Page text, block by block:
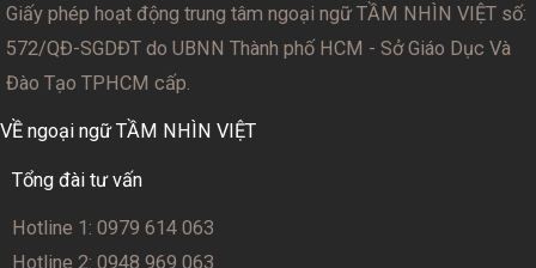
Giấy phép hoạt động trung tâm ngoại ngữ TẦM NHÌN VIỆT số:
572/QĐ-SGDĐT do UBNN Thành phố HCM - Sở Giáo Dục Và
Đào Tạo TPHCM cấp.
VỀ ngoại ngữ TẦM NHÌN VIỆT
Tổng đài tư vấn
Hotline 1: 0979 614 063
Hotline 2: 0948 969 063